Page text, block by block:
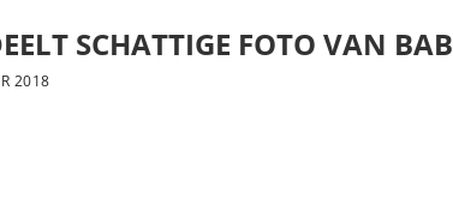
SCHATTIGE FOTO VAN
2018